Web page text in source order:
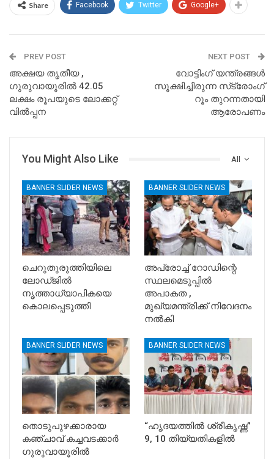
Share Facebook Twitter Google+
PREV POST
അക്ഷയ തൃതീയ ,
ഗുരുവായൂരിൽ 42.05
ലക്ഷം രൂപയുടെ ലോക്കറ്റ്
വിൽപ്പന
NEXT POST
വോട്ടിംഗ് യന്ത്രങ്ങൾ
സൂക്ഷിച്ചിരുന്ന സ്‌ട്രോംഗ്
റൂം തുറന്നതായി
ആരോപണം
All
You Might Also Like
BANNER SLIDER NEWS
ചെറുതുരുത്തിയിലെ
ലോഡ്ജിൽ
നൃത്താധ്യാപികയെ
കൊലപ്പെടുത്തി
BANNER SLIDER NEWS
അപ്രോച്ച് റോഡിന്റെ
സ്ഥലമെടുപ്പിൽ
അപാകത ,
മുഖ്യമന്ത്രിക്ക് നിവേദനം
നൽകി
BANNER SLIDER NEWS
തൊടുപുഴക്കാരായ
കഞ്ചാവ് കച്ചവടക്കാർ
ഗുരുവായൂരിൽ
BANNER SLIDER NEWS
“ഹൃദയത്തിൽ ശ്രീകൃഷ്ണ”
9, 10 തിയ്യതികളിൽ